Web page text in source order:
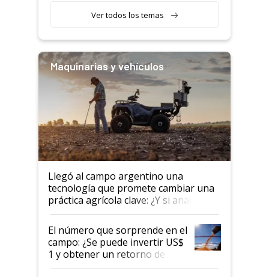
Ver todos los temas
Maquinarias y vehículos
Llegó al campo argentino una
tecnología que promete cambiar una
práctica agrícola clave: ¿Y si analizar
el suelo fuera tan simple como
apretar un botón?
El número que sorprende en el
campo: ¿Se puede invertir US$
1 y obtener un retorno de
hasta US$ 10 en agricultura?